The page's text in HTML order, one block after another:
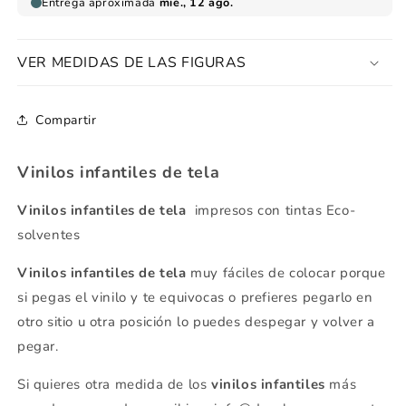
VER MEDIDAS DE LAS FIGURAS
Compartir
Vinilos infantiles de tela
Vinilos infantiles de tela impresos con tintas Eco-
solventes
Vinilos infantiles de tela muy fáciles de colocar porque
si pegas el vinilo y te equivocas o prefieres pegarlo en
otro sitio u otra posición lo puedes despegar y volver a
pegar.
Si quieres otra medida de los vinilos infantiles más